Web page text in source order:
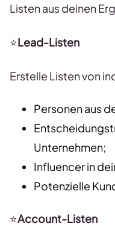
Listen aus deinen
⭐Lead-Listen
Erstelle Listen von
Personen aus
Unternehmen;
Influencer in
Potenzielle
⭐Account-Listen